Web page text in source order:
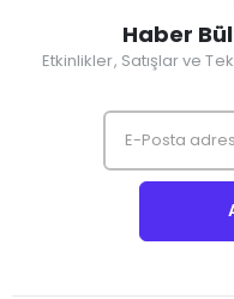
Haber
Etkinlikler, Satışlar ve